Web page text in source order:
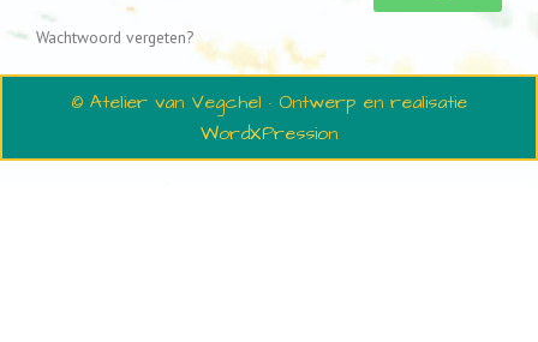
Wachtwoord vergeten?
© Atelier van Vegchel · Ontwerp en realisatie
WordXPression